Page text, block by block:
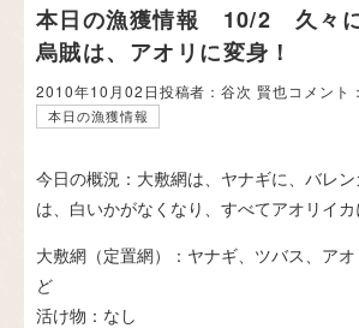
本日の漁獲情報 10/2 久々に
烏賊は、アオリに変身！
2010年10月02日投稿者：谷次 賢也コメント：
本日の漁獲情報
今日の概況：大敷網は、ヤナギに、バレ
は、白いかがなくなり、すべてアオリイ
大敷網（定置網）：ヤナギ、ツバス、ア
ど
活け物：なし